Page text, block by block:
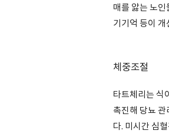
매를 앓는 노
기기억 등이
체중조절
타트체리는 식
촉진해 당뇨 관
다. 미시간 심